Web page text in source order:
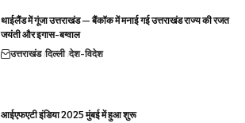
थाईलैंड में गूंजा उत्तराखंड — बैंकॉक में मनाई गई उत्तराखंड राज्य की रजत
जयंती और इगास-बग्वाल
उत्तराखंड दिल्ली देश-विदेश
आईएफएटी इंडिया 2025 मुंबई में हुआ शुरू